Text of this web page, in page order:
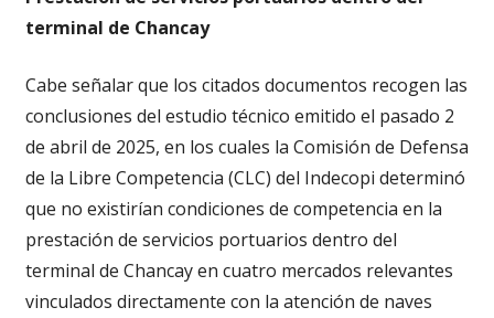
terminal de Chancay
Cabe señalar que los citados documentos recogen las
conclusiones del estudio técnico emitido el pasado 2
de abril de 2025, en los cuales la Comisión de Defensa
de la Libre Competencia (CLC) del Indecopi determinó
que no existirían condiciones de competencia en la
prestación de servicios portuarios dentro del
terminal de Chancay en cuatro mercados relevantes
vinculados directamente con la atención de naves